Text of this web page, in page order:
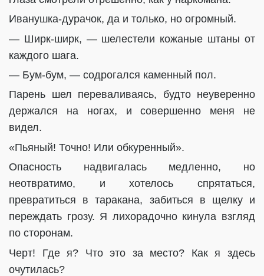
Иванушка-дурачок, да и только, но огромный.
— Ширк-ширк, — шелестели кожаные штаны от
каждого шага.
— Бум-бум, — содрогался каменный пол.
Парень шел переваливаясь, будто неуверенно
держался на ногах, и совершенно меня не
видел.
«Пьяный! Точно! Или обкуренный».
Опасность надвигалась медленно, но
неотвратимо, и хотелось спрятаться,
превратиться в таракана, забиться в щелку и
переждать грозу. Я лихорадочно кинула взгляд
по сторонам.
Черт! Где я? Что это за место? Как я здесь
очутилась?